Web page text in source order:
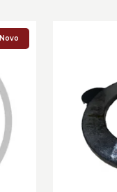
Novo